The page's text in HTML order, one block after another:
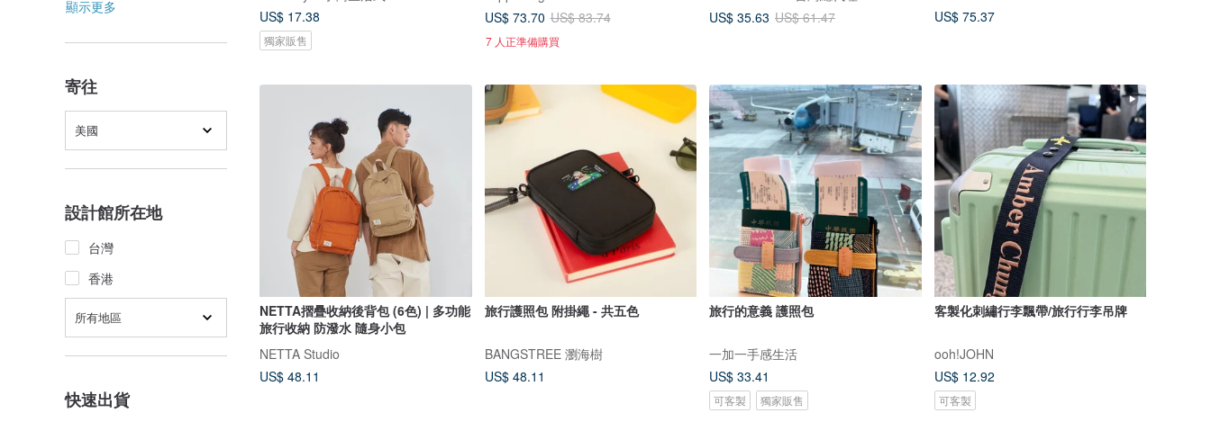
顯示更多
寄往
美國
設計館所在地
台灣
香港
所有地區
快速出貨
US$ 17.38
獨家販售
US$ 73.70 US$ 83.74
7 人正準備購買
US$ 35.63 US$ 61.47
US$ 75.37
NETTA摺疊收納後背包 (6色) | 多功能
旅行收納 防潑水 隨身小包
NETTA Studio
US$ 48.11
旅行護照包 附掛繩 - 共五色
BANGSTREE 瀏海樹
US$ 48.11
旅行的意義 護照包
一加一手感生活
US$ 33.41
可客製 獨家販售
客製化刺繡行李飄帶/旅行行李吊牌
ooh!JOHN
US$ 12.92
可客製